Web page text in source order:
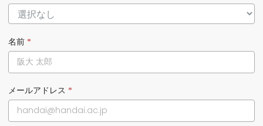
名前 *
メールアドレス *